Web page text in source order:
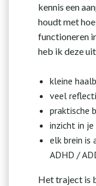
kennis een
houdt met
functioneren
heb ik deze
kleine
veel
praktische
inzicht in
elk brein is
ADHD /
Het traject is